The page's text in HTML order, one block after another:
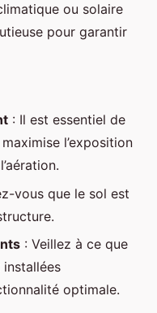
ou solaire
pour garantir
: Il est essentiel de
l’exposition
vous que le sol est
: Veillez à ce que
optimale.